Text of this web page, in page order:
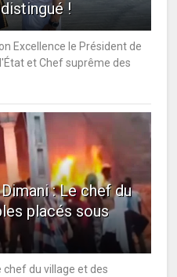
!
Excellence le Président de
et Chef suprême des
: Le chef du
placés sous
du village et des